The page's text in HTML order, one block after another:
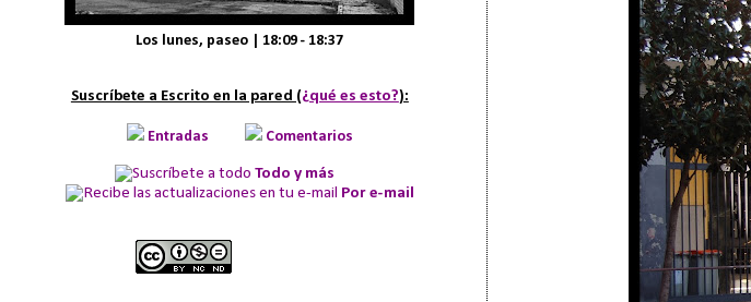
Los lunes, paseo | 18:09 - 18:37
Suscríbete a Escrito en la pared (¿qué es esto?):
Entradas Comentarios
Todo y más
Por e-mail